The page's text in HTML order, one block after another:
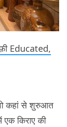
Educated,
कहां से शुरुआत
एक किराए की